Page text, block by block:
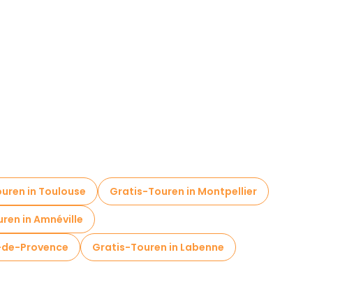
in Toulouse
Gratis-Touren in Montpellier
in Amnéville
Provence
Gratis-Touren in Labenne